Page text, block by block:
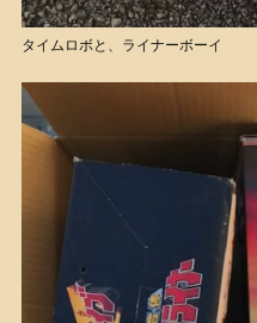
タイムロボと、ライナーボーイ